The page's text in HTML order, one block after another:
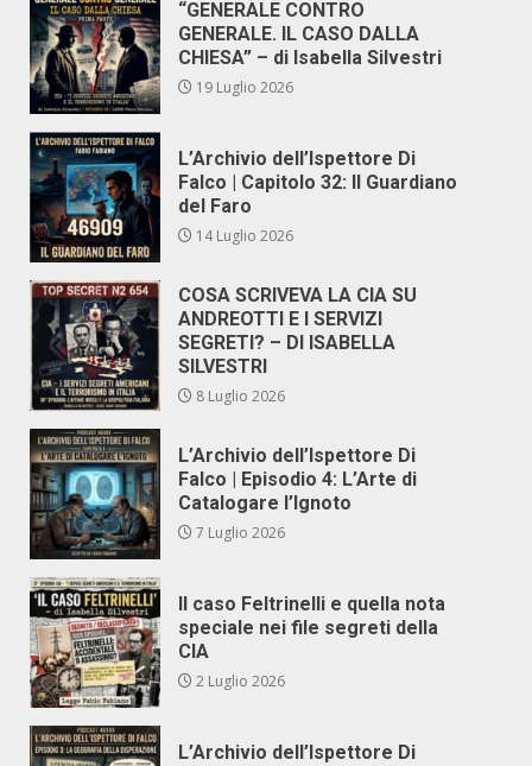
“GENERALE CONTRO
GENERALE. IL CASO DALLA
CHIESA” – di Isabella Silvestri
19 Luglio 2026
L’Archivio dell’Ispettore Di
Falco | Capitolo 32: Il Guardiano
del Faro
14 Luglio 2026
COSA SCRIVEVA LA CIA SU
ANDREOTTI E I SERVIZI
SEGRETI? – DI ISABELLA
SILVESTRI
8 Luglio 2026
L’Archivio dell’Ispettore Di
Falco | Episodio 4: L’Arte di
Catalogare l’Ignoto
7 Luglio 2026
Il caso Feltrinelli e quella nota
speciale nei file segreti della
CIA
2 Luglio 2026
L’Archivio dell’Ispettore Di